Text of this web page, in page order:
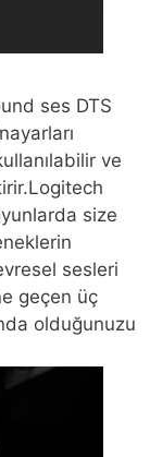
ses DTS
ve
size
sesleri
geçen üç
olduğunuzu